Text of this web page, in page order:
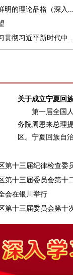
明的理论品格（深入...
贯彻习近平新时代中...
关于成立宁夏回
第一届全国
务院周恩来总理
区。宁夏回族自
第十三届纪律检查委
第十三届委员会第十
会在银川举行
第十三届委员会第十